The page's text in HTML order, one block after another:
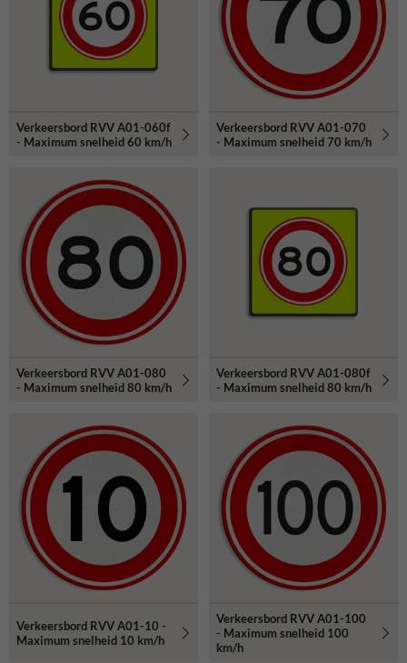
Verkeersbord RVV A01-060f
- Maximum snelheid 60 km/h
Verkeersbord RVV A01-070
- Maximum snelheid 70 km/h
Verkeersbord RVV A01-080
- Maximum snelheid 80 km/h
Verkeersbord RVV A01-080f
- Maximum snelheid 80 km/h
Verkeersbord RVV A01-10 -
Maximum snelheid 10 km/h
Verkeersbord RVV A01-100
- Maximum snelheid 100
km/h